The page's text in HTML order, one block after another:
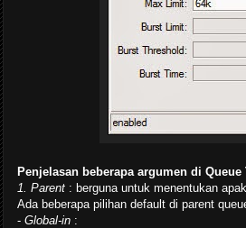
Penjelasan beberapa argumen di Queue
1. Parent : berguna untuk menentukan
Ada beberapa pilihan default di parent
- Global-in :